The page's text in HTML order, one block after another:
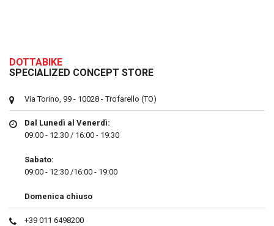
DOTTABIKE
SPECIALIZED CONCEPT STORE
Via Torino, 99 - 10028 - Trofarello (TO)
Dal Lunedì al Venerdì:
09:00 - 12:30 / 16:00 - 19:30
Sabato:
09:00 - 12:30 /16:00 - 19:00
Domenica chiuso
+39 011 6498200